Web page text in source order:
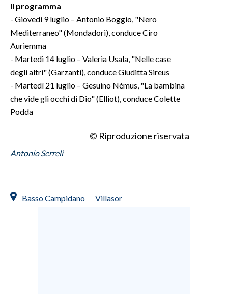
Il programma
- Giovedì 9 luglio – Antonio Boggio, "Nero
Mediterraneo" (Mondadori), conduce Ciro
Auriemma
- Martedì 14 luglio – Valeria Usala, "Nelle case
degli altri" (Garzanti), conduce Giuditta Sireus
- Martedì 21 luglio – Gesuino Némus, "La bambina
che vide gli occhi di Dio" (Elliot), conduce Colette
Podda
© Riproduzione riservata
Antonio Serreli
Basso Campidano Villasor